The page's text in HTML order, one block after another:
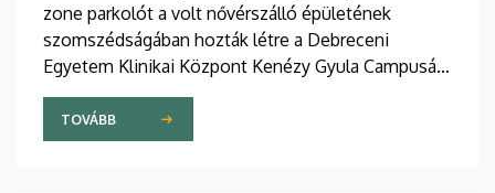
zone parkolót a volt nővérszálló épületének
szomszédságában hozták létre a Debreceni
Egyetem Klinikai Központ Kenézy Gyula Campusán.
Az új területet várhatóan augusztusban nyitják meg
a járművek előtt.
TOVÁBB